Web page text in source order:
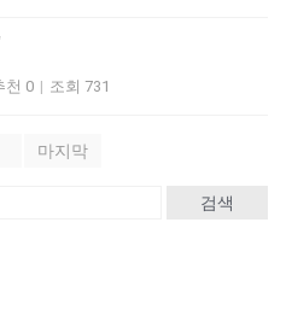
천 0 | 조회 731
마지막
검색